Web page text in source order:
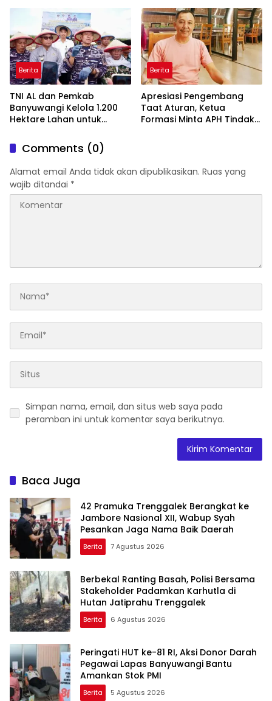
Macan Blambangan
Berita
TNI AL dan Pemkab
Banyuwangi Kelola 1.200
Hektare Lahan untuk
Nasional
Berita
Apresiasi Pengembang
Taat Aturan, Ketua
Formasi Minta APH Tindak
Comments (0)
Alamat email Anda tidak akan dipublikasikan. Ruas yang
wajib ditandai *
Simpan nama, email, dan situs web saya pada
peramban ini untuk komentar saya berikutnya.
Baca Juga
42 Pramuka Trenggalek Berangkat ke
Jambore Nasional XII, Wabup Syah
Pesankan Jaga Nama Baik Daerah
Berita 7 Agustus 2026
Berbekal Ranting Basah, Polisi Bersama
Stakeholder Padamkan Karhutla di
Hutan Jatiprahu Trenggalek
Berita 6 Agustus 2026
Peringati HUT ke-81 RI, Aksi Donor Darah
Pegawai Lapas Banyuwangi Bantu
Amankan Stok PMI
Berita 5 Agustus 2026